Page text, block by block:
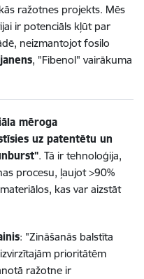
ražotnes projekts. Mēs
ir potenciāls kļūt par
neizmantojot fosilo
, "Fibenol" vairākuma
mēroga
uz patentētu un
. Tā ir tehnoloģija,
procesu, ļaujot >90%
kas var aizstāt
: "Zināšanās balstīta
prioritātēm
ražotne ir